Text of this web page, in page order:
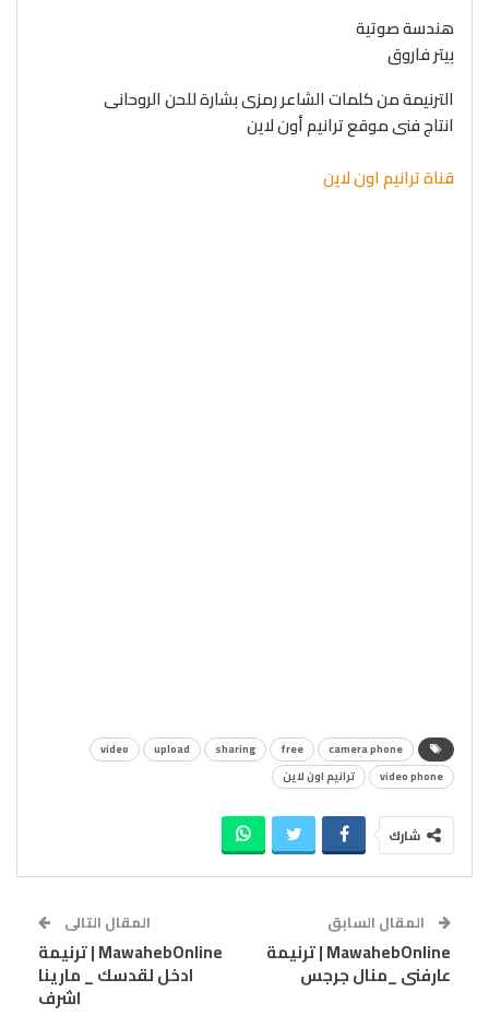
هندسة صوتية
بيتر فاروق
الترنيمة من كلمات الشاعر رمزى بشارة للحن الروحانى
انتاج فنى موقع ترانيم أون لاين
قناة ترانيم اون لاين
camera phone
free
sharing
upload
video
video phone
ترانيم اون لاين
شارك
المقال السابق
MawahebOnline | ترنيمة
عارفنى _منال جرجس
المقال التالى
MawahebOnline | ترنيمة
ادخل لقدسك _ مارينا
اشرف